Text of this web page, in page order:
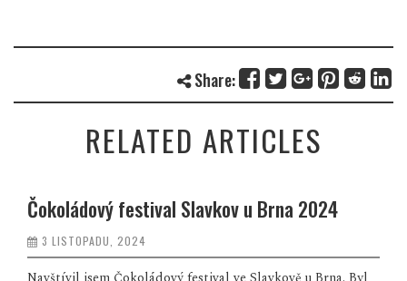
Share:
RELATED ARTICLES
Čokoládový festival Slavkov u Brna 2024
3 LISTOPADU, 2024